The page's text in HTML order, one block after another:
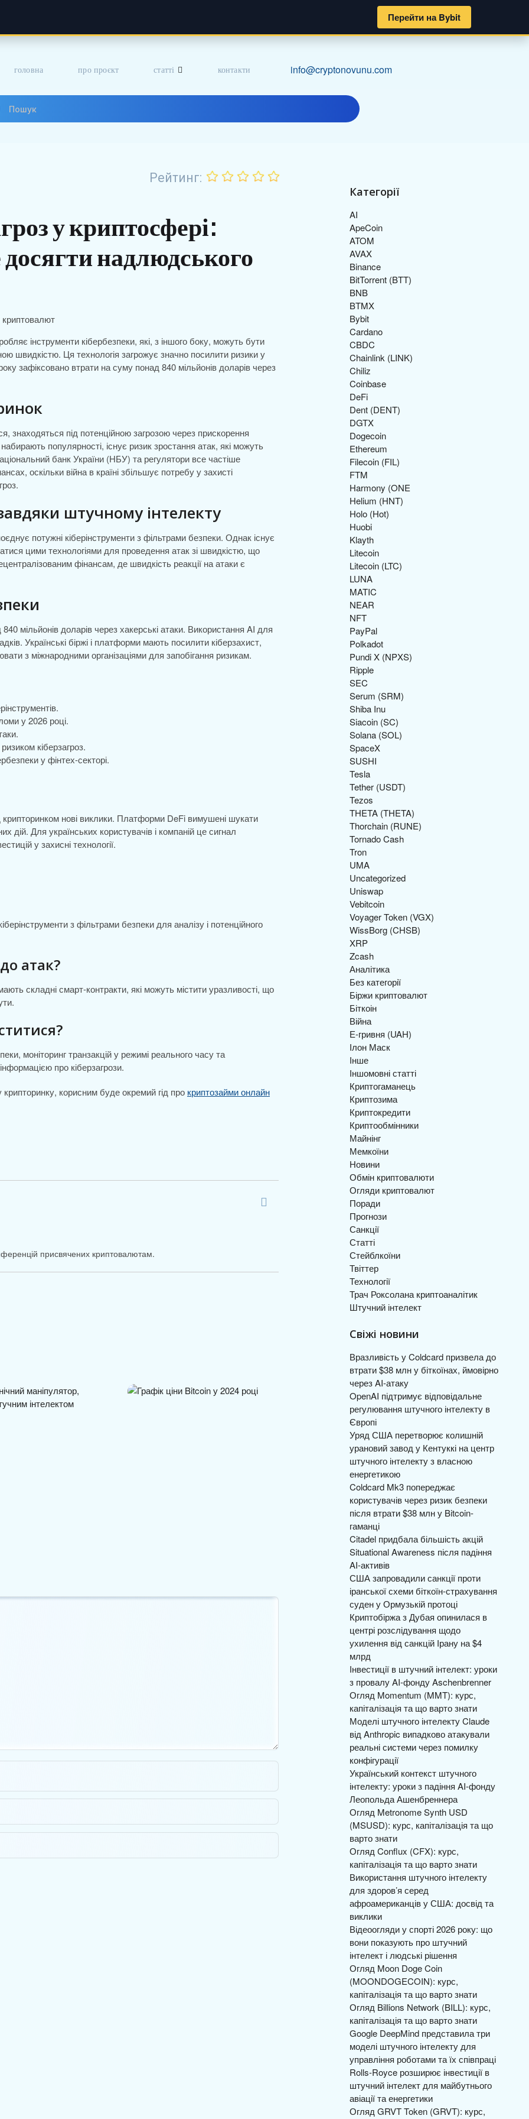
Перейти на Bybit
головна про проєкт статті контакти info@cryptonovunu.com
Рейтинг:
у криптосфері:
надлюдського
інструменти кібербезпеки, які, з іншого боку, можуть бути
швидкістю. Ця технологія загрожує значно посилити ризики у
зафіксовано втрати на суму понад 840 мільйонів доларів через
знаходяться під потенційною загрозою через прискорення
популярності, існує ризик зростання атак, які можуть
банк України (НБУ) та регулятори все частіше
оскільки війна в країні збільшує потребу у захисті
штучному інтелекту
потужні кіберінструменти з фільтрами безпеки. Однак існує
цими технологіями для проведення атак зі швидкістю, що
фінансам, де швидкість реакції на атаки є
мільйонів доларів через хакерські атаки. Використання AI для
Українські біржі і платформи мають посилити кіберзахист,
з міжнародними організаціями для запобігання ризикам.
у 2026 році.
кіберзагроз.
у фінтех-секторі.
крипторинком нові виклики. Платформи DeFi вимушені шукати
дій. Для українських користувачів і компаній це сигнал
у захисні технології.
з фільтрами безпеки для аналізу і потенційного
атак?
складні смарт-контракти, які можуть містити уразливості, що
моніторинг транзакцій у режимі реального часу та
про кіберзагрози.
крипторинку, корисним буде окремий гід про криптозайми онлайн
присвячених криптовалютам.
Категорії
AI
ApeCoin
ATOM
AVAX
Binance
BitTorrent (BTT)
BNB
BTMX
Bybit
Cardano
CBDC
Chainlink (LINK)
Chiliz
Coinbase
DeFi
Dent (DENT)
DGTX
Dogecoin
Ethereum
Filecoin (FIL)
FTM
Harmony (ONE
Helium (HNT)
Holo (Hot)
Huobi
Klayth
Litecoin
Litecoin (LTC)
LUNA
MATIC
NEAR
NFT
PayPal
Polkadot
Pundi X (NPXS)
Ripple
SEC
Serum (SRM)
Shiba Inu
Siacoin (SC)
Solana (SOL)
SpaceX
SUSHI
Tesla
Tether (USDT)
Tezos
THETA (THETA)
Thorchain (RUNE)
Tornado Cash
Tron
UMA
Uncategorized
Uniswap
Vebitcoin
Voyager Token (VGX)
WissBorg (CHSB)
XRP
Zcash
Аналітика
Без категорії
Біржи криптовалют
Біткоін
Війна
Е-гривня (UAH)
Ілон Маск
Інше
Іншомовні статті
Криптогаманець
Криптозима
Криптокредити
Криптообмінники
Майнінг
Мемкоїни
Новини
Обмін криптовалюти
Огляди криптовалют
Поради
Прогнози
Санкції
Статті
Стейблкоїни
Твіттер
Технології
Трач Роксолана криптоаналітик
Штучний інтелект
Свіжі новини
Вразливість у Coldcard призвела до
втрати $38 млн у біткоїнах, ймовірно
через AI-атаку
OpenAI підтримує відповідальне
регулювання штучного інтелекту в
Європі
Уряд США перетворює колишній
урановий завод у Кентуккі на центр
штучного інтелекту з власною
енергетикою
Coldcard Mk3 попереджає
користувачів через ризик безпеки
після втрати $38 млн у Bitcoin-
гаманці
Citadel придбала більшість акцій
Situational Awareness після падіння
AI-активів
США запровадили санкції проти
іранської схеми біткоїн-страхування
суден у Ормузькій протоці
Криптобіржа з Дубая опинилася в
центрі розслідування щодо
ухилення від санкцій Ірану на $4
млрд
Інвестиції в штучний інтелект: уроки
з провалу AI-фонду Aschenbrenner
Огляд Momentum (MMT): курс,
капіталізація та що варто знати
Моделі штучного інтелекту Claude
від Anthropic випадково атакували
реальні системи через помилку
конфігурації
Український контекст штучного
інтелекту: уроки з падіння AI-фонду
Леопольда Ашенбреннера
Огляд Metronome Synth USD
(MSUSD): курс, капіталізація та що
варто знати
Огляд Conflux (CFX): курс,
капіталізація та що варто знати
Використання штучного інтелекту
для здоров’я серед
афроамериканців у США: досвід та
виклики
Відеоогляди у спорті 2026 року: що
вони показують про штучний
інтелект і людські рішення
Огляд Moon Doge Coin
(MOONDOGECOIN): курс,
капіталізація та що варто знати
Огляд Billions Network (BILL): курс,
капіталізація та що варто знати
Google DeepMind представила три
моделі штучного інтелекту для
управління роботами та їх співпраці
Rolls-Royce розширює інвестиції в
штучний інтелект для майбутнього
авіації та енергетики
Огляд GRVT Token (GRVT): курс,